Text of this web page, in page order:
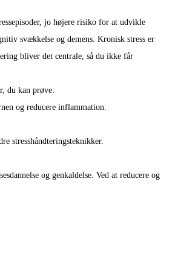
jo højere risiko for at udvikle
svækkelse og demens. Kronisk stress er
bliver det centrale, så du ikke får
du kan prøve:
og reducere inflammation.
stresshåndteringsteknikker.
og genkaldelse. Ved at reducere og